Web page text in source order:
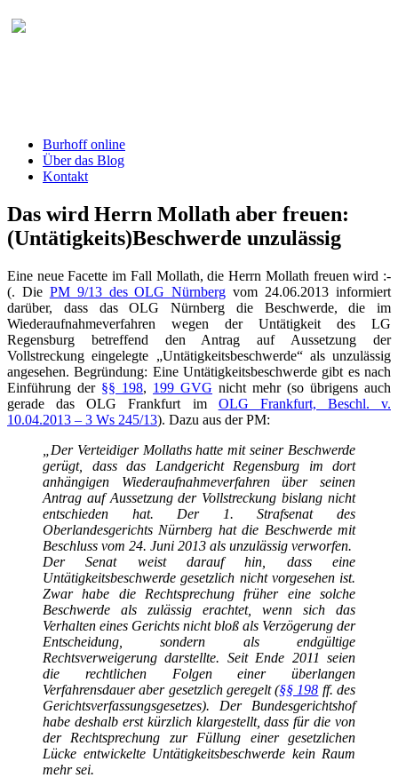
Burhoff online
Über das Blog
Kontakt
Das wird Herrn Mollath aber freuen:
(Untätigkeits)Beschwerde unzulässig
Eine neue Facette im Fall Mollath, die Herrn Mollath freuen wird :-
(. Die PM 9/13 des OLG Nürnberg vom 24.06.2013 informiert
darüber, dass das OLG Nürnberg die Beschwerde, die im
Wiederaufnahmeverfahren wegen der Untätigkeit des LG
Regensburg betreffend den Antrag auf Aussetzung der
Vollstreckung eingelegte „Untätigkeitsbeschwerde“ als unzulässig
angesehen. Begründung: Eine Untätigkeitsbeschwerde gibt es nach
Einführung der §§ 198, 199 GVG nicht mehr (so übrigens auch
gerade das OLG Frankfurt im OLG Frankfurt, Beschl. v.
10.04.2013 – 3 Ws 245/13). Dazu aus der PM:
„Der Verteidiger Mollaths hatte mit seiner Beschwerde
gerügt, dass das Landgericht Regensburg im dort
anhängigen Wiederaufnahmeverfahren über seinen
Antrag auf Aussetzung der Vollstreckung bislang nicht
entschieden hat. Der 1. Strafsenat des
Oberlandesgerichts Nürnberg hat die Beschwerde mit
Beschluss vom 24. Juni 2013 als unzulässig verworfen.
Der Senat weist darauf hin, dass eine
Untätigkeitsbeschwerde gesetzlich nicht vorgesehen ist.
Zwar habe die Rechtsprechung früher eine solche
Beschwerde als zulässig erachtet, wenn sich das
Verhalten eines Gerichts nicht bloß als Verzögerung der
Entscheidung, sondern als endgültige
Rechtsverweigerung darstellte. Seit Ende 2011 seien
die rechtlichen Folgen einer überlangen
Verfahrensdauer aber gesetzlich geregelt (§§ 198 ff. des
Gerichtsverfassungsgesetzes). Der Bundesgerichtshof
habe deshalb erst kürzlich klargestellt, dass für die von
der Rechtsprechung zur Füllung einer gesetzlichen
Lücke entwickelte Untätigkeitsbeschwerde kein Raum
mehr sei.